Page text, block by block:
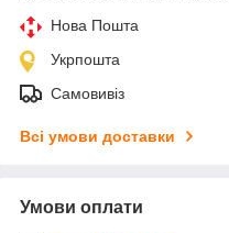
Нова Пошта
Укрпошта
Самовивіз
Всі умови доставки
Умови оплати